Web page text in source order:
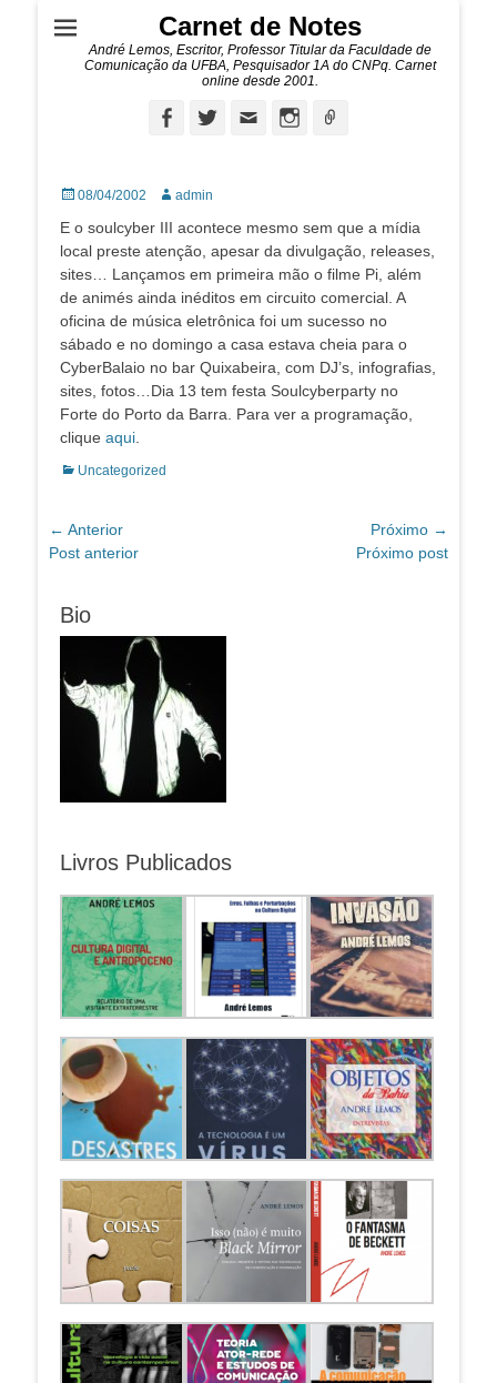
Carnet de Notes
André Lemos, Escritor, Professor Titular da Faculdade de
Comunicação da UFBA, Pesquisador 1A do CNPq. Carnet
online desde 2001.
FacebookTwitterEmail Instagram
Posted
08/04/2002 Autor:admin
E o soulcyber III acontece mesmo sem que a mídia
local preste atenção, apesar da divulgação, releases,
sites… Lançamos em primeira mão o filme Pi, além
de animés ainda inéditos em circuito comercial. A
oficina de música eletrônica foi um sucesso no
sábado e no domingo a casa estava cheia para o
CyberBalaio no bar Quixabeira, com DJ’s, infografias,
sites, fotos…Dia 13 tem festa Soulcyberparty no
Forte do Porto da Barra. Para ver a programação,
clique aqui
Categorias:
Uncategorized
Navegação
de
← Anterior
Post
Post anterior
Próximo →
Próximo post
Bio
Livros Publicados